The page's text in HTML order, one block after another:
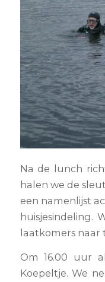
Na de lunch
halen we de
een namenlijst
huisjesindeling.
laatkomers naar
Om 16.00 uur
Koepeltje. We